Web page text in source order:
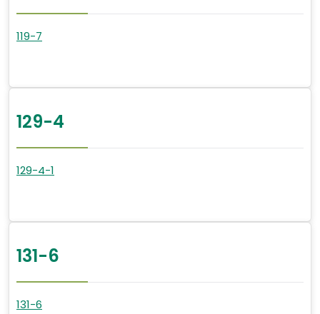
119-7
129-4
129-4-1
131-6
131-6